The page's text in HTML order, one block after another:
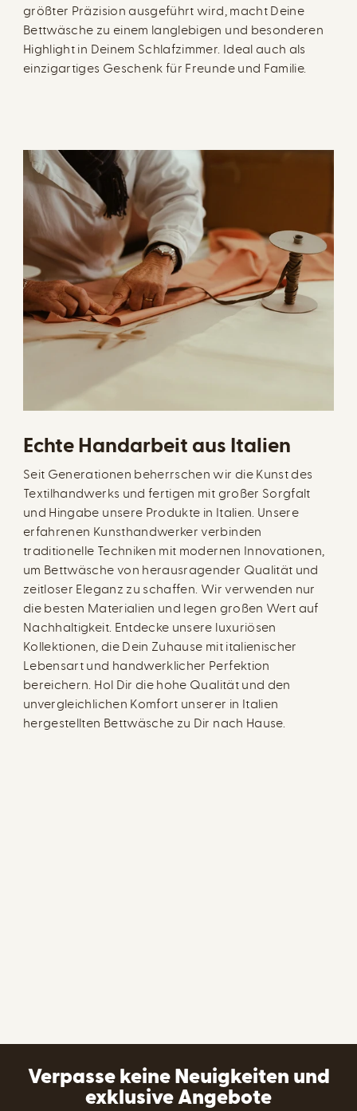
größter Präzision ausgeführt wird, macht Deine
Bettwäsche zu einem langlebigen und besonderen
Highlight in Deinem Schlafzimmer. Ideal auch als
einzigartiges Geschenk für Freunde und Familie.
Echte Handarbeit aus Italien
Seit Generationen beherrschen wir die Kunst des
Textilhandwerks und fertigen mit großer Sorgfalt
und Hingabe unsere Produkte in Italien. Unsere
erfahrenen Kunsthandwerker verbinden
traditionelle Techniken mit modernen Innovationen,
um Bettwäsche von herausragender Qualität und
zeitloser Eleganz zu schaffen. Wir verwenden nur
die besten Materialien und legen großen Wert auf
Nachhaltigkeit. Entdecke unsere luxuriösen
Kollektionen, die Dein Zuhause mit italienischer
Lebensart und handwerklicher Perfektion
bereichern. Hol Dir die hohe Qualität und den
unvergleichlichen Komfort unserer in Italien
hergestellten Bettwäsche zu Dir nach Hause.
Verpasse keine Neuigkeiten und
exklusive Angebote